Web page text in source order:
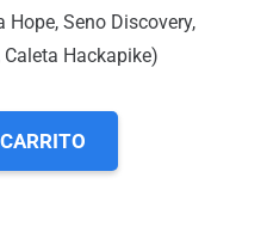
Seno Discovery,
Hackapike)